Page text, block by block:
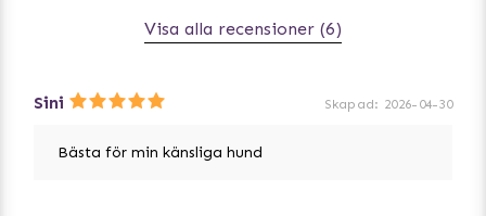
Visa alla recensioner (6)
Sini Skapad: 2026-04-30
Bästa för min känsliga hund